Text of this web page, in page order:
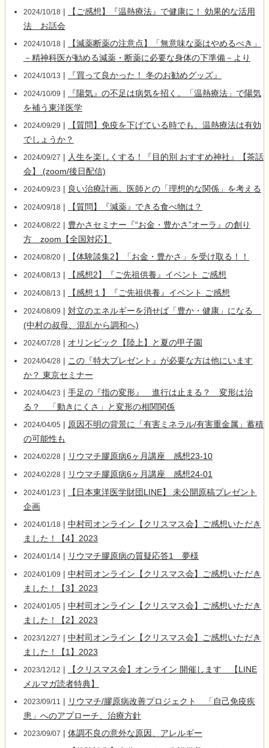
2024/10/18 |
【ご感想】『温熱療法』で健康に！ 効果的な活用
法 お話会
2024/10/18 |
【減薬断薬の注意点】「無意味な薬はやめるべき」
－精神科医が勧める減薬・断薬に必要な身体の下準備－より
2024/10/13 | 『買って良かった！ 冬のお勧めグッズ』
2024/10/09 |
『陽気』の不足は病気を招く。「温熱療法」で陽気
を補う東洋医学
2024/09/29 |
【質問】免疫を下げている時でも、温熱療法は有効
でしょうか？
2024/09/27 | 人生を楽しくする！『目的別 おすすめ神社』【茶話
会】 (zoom/後日配信)
2024/09/23 | 良い治療計画。医師との「理想的な関係」を考える
2024/09/18 | 【質問】『減薬』できる食べ物は？
2024/08/22 | 豊かさセミナー『“お金・豊かさ”オーラ』の創り
方 zoom【全国対応】
2024/08/20| 【体験談集2】「お金・豊かさ」を受け取る！！
2024/08/13 | 【感想2】『ご先祖供養』イベント ご感想
2024/08/13 | 【感想１】『ご先祖供養』イベント ご感想
2024/08/09 | 対立のエネルギーを消せば「豊か・健康」になる
(中村の叔母、混乱から調和へ)
2024/07/28 | オリンピック【陸上】と夏の甲子園
2024/04/28 | この『特大プレゼント』が必要な方は他にいます
か？ 東京セミナー
2024/04/23 | 手足の『指の変形』 進行は止まる？ 変形は治
る？ 「動きにくさ」と変形の相関関係
2024/04/05 | 原因不明の背景に「有害ミネラル/有害重金属」蓄積
の可能性も
2024/02/28 | リウマチ膠原病6ヶ月講座 感想23-10
2024/02/28 | リウマチ膠原病6ヶ月講座 感想24-01
2024/01/23 |
【日本東洋医学財団LINE】 未公開原稿プレゼント
企画
2024/01/18 | 中村司オンライン【クリスマス会】ご感想いただき
ました！【4】2023
2024/01/14| リウマチ膠原病の質疑応答1 夢様
2024/01/09 | 中村司オンライン【クリスマス会】ご感想いただき
ました！【3】2023
2024/01/05 | 中村司オンライン【クリスマス会】ご感想いただき
ました！【2】2023
2023/12/27 | 中村司オンライン【クリスマス会】ご感想いただき
ました！【1】2023
2023/12/12 |
【クリスマス会】オンライン 開催します 【LINE
メルマガ読者特典】
2023/09/11 | リウマチ/膠原病改善プロジェクト 「自己免疫疾
患」へのアプローチ、治療方針
2023/09/07 | 体調不良の意外な原因、アレルギー